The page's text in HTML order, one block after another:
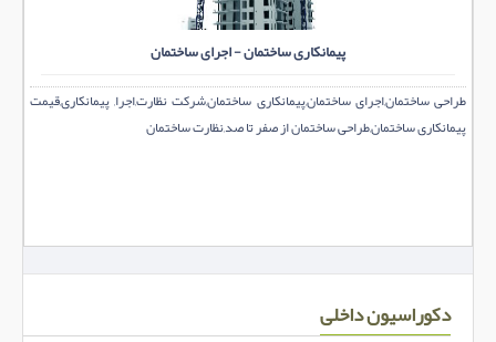
پیمانکاری ساختمان - اجرای ساختمان
طراحی ساختمان,اجرای ساختمان,پیمانکاری ساختمان,شرکت نظارت,اجرا, پیمانکاری,قیمت
پیمانکاری ساختمان,طراحی ساختمان از صفر تا صد,نظارت ساختمان
دکوراسیون داخلی